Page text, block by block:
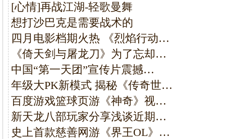
[心情]再战江湖-轻歌曼舞
想打沙巴克是需要战术的
四月电影档期火热 《烈焰行动…
《倚天剑与屠龙刀》为了忘却…
中国“第一天团”宣传片震撼…
年级大PK新模式 揭秘《传奇世…
百度游戏篮球页游《神奇》视…
新天龙八部玩家分享浅谈近期…
史上首款慈善网游《界王OL》…